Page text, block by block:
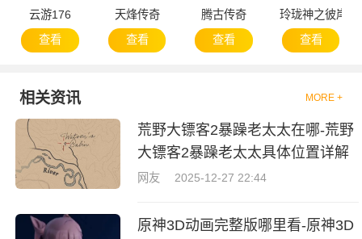
云游176
查看
天烽传奇
查看
腾古传奇
查看
玲珑神之彼岸
查看
相关资讯 MORE +
荒野大镖客2暴躁老太太在哪-荒野
大镖客2暴躁老太太具体位置详解
网友 2025-12-27 22:44
原神3D动画完整版哪里看-原神3D